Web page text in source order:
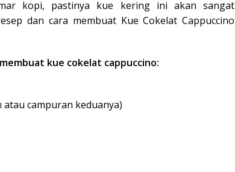
kopi, pastinya kue kering ini akan sangat
dan cara membuat Kue Cokelat Cappuccino
kue cokelat cappuccino:
campuran keduanya)